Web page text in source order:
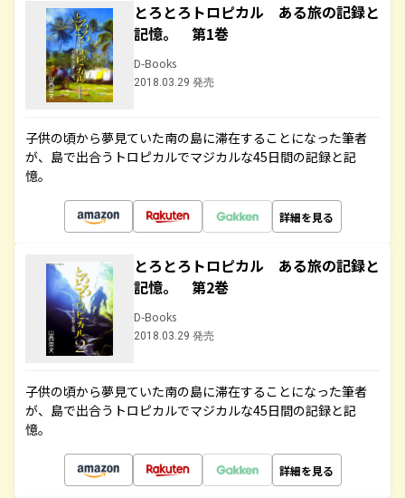
とろとろトロピカル ある旅の記録と
記憶。 第1巻
D-Books
2018.03.29 発売
子供の頃から夢見ていた南の島に滞在することになった筆者
が、島で出合うトロピカルでマジカルな45日間の記録と記
憶。
詳細を見る
とろとろトロピカル ある旅の記録と
記憶。 第2巻
D-Books
2018.03.29 発売
子供の頃から夢見ていた南の島に滞在することになった筆者
が、島で出合うトロピカルでマジカルな45日間の記録と記
憶。
詳細を見る